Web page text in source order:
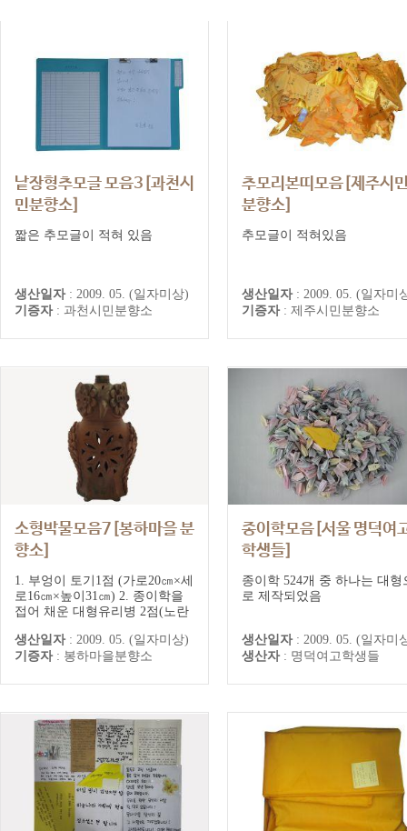
낱장형추모글 모음3[과천시
민분향소]
과천시민분향소 추모기록
짧은 추모글이 적혀 있음
생산일자 : 2009. 05. (일자미상)
기증자 : 과천시민분향소
추모리본띠모음[제주시
분향소]
제주시민분향소 추모기록
추모글이 적혀있음
생산일자 : 2009. 05. (일자미
기증자 : 제주시민분향소
소형박물모음7[봉하마을 분
향소]
1. 부엉이 토기1점 (가로20㎝×세
로16㎝×높이31㎝) 2. 종이학을
접어 채운 대형유리병 2점(노란
학생이 쓴 <담배>자작시를 병에
넣어둠.)(가로14㎝×세로14㎝×높
생산일자 : 2009. 05. (일자미상)
기증자 : 봉하마을분향소
종이학모음[서울 명덕여
학생들]
대한문시민분향소 추모기록
종이학 524개 중 하나는 대형
로 제작되었음
생산일자 : 2009. 05. (일자미
생산자 : 명덕여고학생들